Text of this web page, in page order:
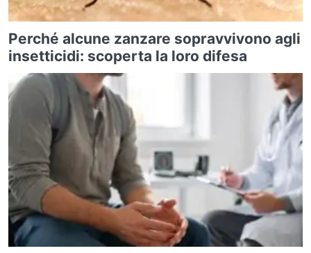
Perché alcune zanzare sopravvivono agli
insetticidi: scoperta la loro difesa